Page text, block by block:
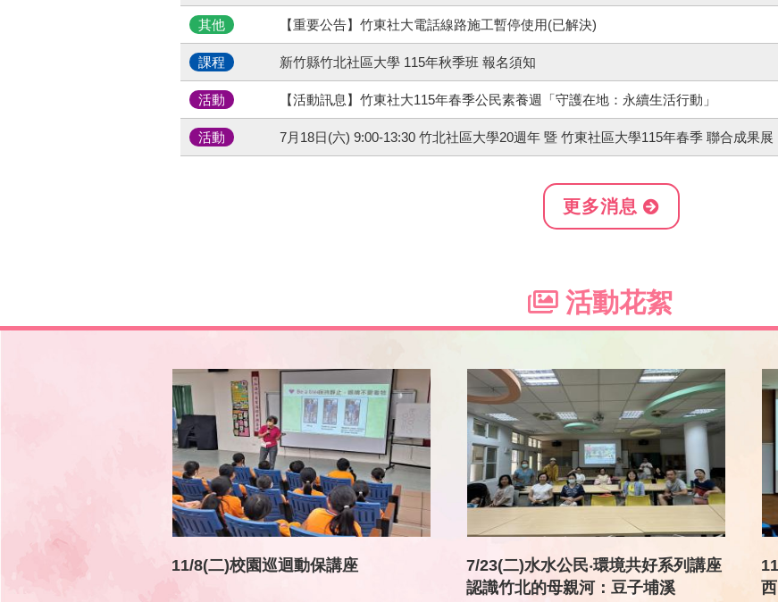
其他 【重要公告】竹東社大電話線路施工暫停使用(已解決)
課程 新竹縣竹北社區大學 115年秋季班 報名須知
活動 【活動訊息】竹東社大115年春季公民素養週「守護在地：永續生活行動」
活動 7月18日(六) 9:00-13:30 竹北社區大學20週年 暨 竹東社區大學115年春季 聯合成果展
更多消息
活動花絮
11/8(二)校園巡迴動保講座
7/23(二)水水公民‧環境共好系列講座
認識竹北的母親河：豆子埔溪